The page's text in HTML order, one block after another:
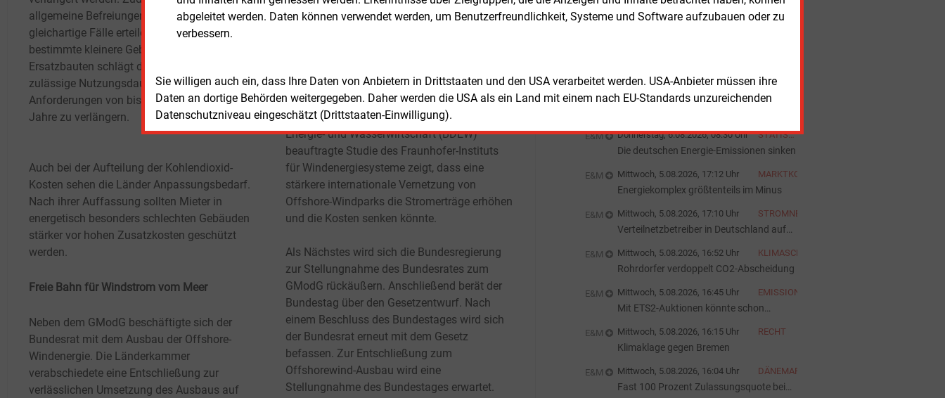
abgeleitet werden. Daten können verwendet werden, um Benutzerfreundlichkeit, Systeme und Software aufzubauen oder zu
verbessern.
Sie willigen auch ein, dass Ihre Daten von Anbietern in Drittstaaten und den USA verarbeitet werden. USA-Anbieter müssen ihre
Daten an dortige Behörden weitergegeben. Daher werden die USA als ein Land mit einem nach EU-Standards unzureichenden
Datenschutzniveau eingeschätzt (Drittstaaten-Einwilligung).
allgemeine Befreiungen für mehrere
gleichartige Fälle erteilen können. Für
bestimmte kleinere Gebäude wie Schul-
Ersatzbauten schlägt der Bundesrat vor, die
zulässige Nutzungsdauer unter erleichterten
Anforderungen von bisher fünf auf zehn
Jahre zu verlängern.
Auch bei der Aufteilung der Kohlendioxid-
Kosten sehen die Länder Anpassungsbedarf.
Nach ihrer Auffassung sollten Mieter in
energetisch besonders schlechten Gebäuden
stärker vor hohen Zusatzkosten geschützt
werden.
Freie Bahn für Windstrom vom Meer
Neben dem GModG beschäftigte sich der
Bundesrat mit dem Ausbau der Offshore-
Windenergie. Die Länderkammer
verabschiedete eine Entschließung zur
verlässlichen Umsetzung des Ausbaus auf
Ausbauziel von mindestens 70.000 MW
Offshorewind-Leistung bis 2045. Eine vom
BWO gemeinsam mit dem Bundesverband der
Energie- und Wasserwirtschaft (BDEW)
beauftragte Studie des Fraunhofer-Instituts
für Windenergiesysteme zeigt, dass eine
stärkere internationale Vernetzung von
Offshore-Windparks die Stromerträge erhöhen
und die Kosten senken könnte.
Als Nächstes wird sich die Bundesregierung
zur Stellungnahme des Bundesrates zum
GModG rückäußern. Anschließend berät der
Bundestag über den Gesetzentwurf. Nach
einem Beschluss des Bundestages wird sich
der Bundesrat erneut mit dem Gesetz
befassen. Zur Entschließung zum
Offshorewind-Ausbau wird eine
Stellungnahme des Bundestages erwartet.
Donnerstag, 6.08.2026, 10:36 Uhr BILANZ
E&M Donnerstag, 6.08.2026, 09:15 Uhr
AUS DER
E&M Donnerstag, 6.08.2026, 08:30 Uhr
STATISTIK
DES
TAGES
Die deutschen Energie-Emissionen sinken
E&M Mittwoch, 5.08.2026, 17:12 Uhr MARKTKOMMENTAR
Energiekomplex größtenteils im Minus
E&M Mittwoch, 5.08.2026, 17:10 Uhr STROMNETZ
Verteilnetzbetreiber in Deutschland auf
E&M Mittwoch, 5.08.2026, 16:52 Uhr KLIMASCHUTZ
Rohrdorfer verdoppelt CO2-Abscheidung
E&M Mittwoch, 5.08.2026, 16:45 Uhr EMISSIONSHANDEL
Mit ETS2-Auktionen könnte schon
E&M Mittwoch, 5.08.2026, 16:15 Uhr RECHT
Klimaklage gegen Bremen
E&M Mittwoch, 5.08.2026, 16:04 Uhr DÄNEMARK
Fast 100 Prozent Zulassungsquote bei